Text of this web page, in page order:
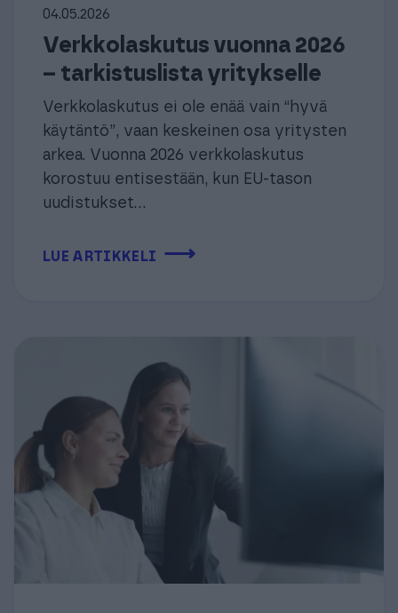
04.05.2026
Verkkolaskutus vuonna 2026
– tarkistuslista yritykselle
Verkkolaskutus ei ole enää vain “hyvä
käytäntö”, vaan keskeinen osa yritysten
arkea. Vuonna 2026 verkkolaskutus
korostuu entisestään, kun EU-tason
uudistukset...
LUE ARTIKKELI ⟶